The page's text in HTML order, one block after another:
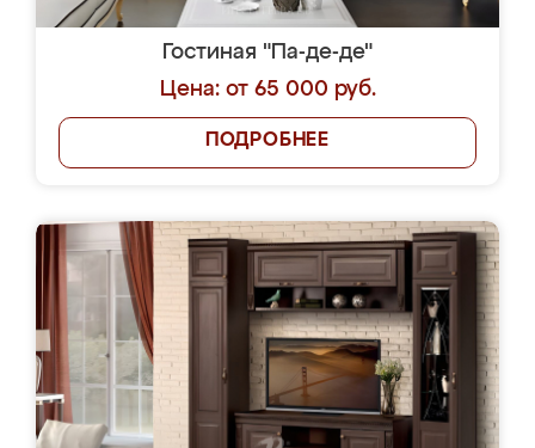
Гостиная "Па-де-де"
Цена: от 65 000 руб.
ПОДРОБНЕЕ